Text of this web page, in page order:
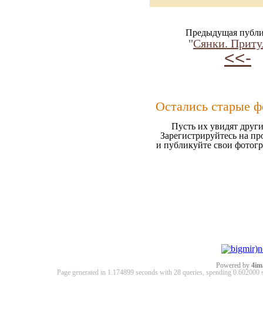
Предыдущая
"Сянки.
<<-
Остались старые
Пусть их увидят
Зарегистрируйтесь на
и публикуйте свои
Powered by
Page generated in 1.174899 seconds with 28 queries, spending